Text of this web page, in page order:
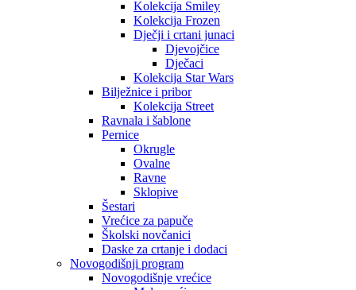
Kolekcija Smiley
Kolekcija Frozen
Dječji i crtani junaci
Djevojčice
Dječaci
Kolekcija Star Wars
Bilježnice i pribor
Kolekcija Street
Ravnala i šablone
Pernice
Okrugle
Ovalne
Ravne
Sklopive
Šestari
Vrećice za papuče
Školski novčanici
Daske za crtanje i dodaci
Novogodišnji program
Novogodišnje vrećice